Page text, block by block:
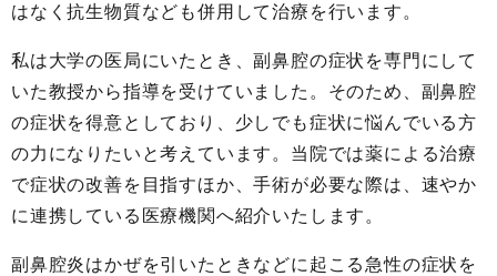
はなく抗生物質なども併用して治療を行います。
私は大学の医局にいたとき、副鼻腔の症状を専門にして
いた教授から指導を受けていました。そのため、副鼻腔
の症状を得意としており、少しでも症状に悩んでいる方
の力になりたいと考えています。当院では薬による治療
で症状の改善を目指すほか、手術が必要な際は、速やか
に連携している医療機関へ紹介いたします。
副鼻腔炎はかぜを引いたときなどに起こる急性の症状を